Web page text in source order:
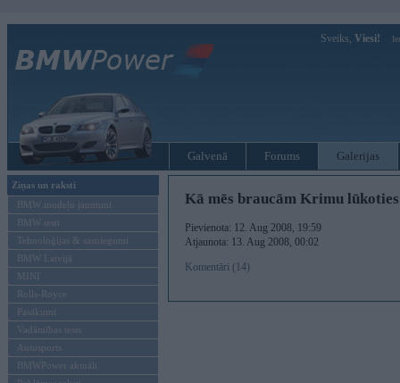
Sveiks, Viesi!
Galvenā Forums Galerijas
Ziņas un raksti
BMW modeļu jaunumi
BMW testi
Tehnoloģijas & sasniegumi
BMW Latvijā
MINI
Rolls-Royce
Pasākumi
Vadāmības tests
Autosports
BMWPower aktuāli
Kā mēs braucām Krimu
Pievienota: 12. Aug 2008, 19:59
Atjaunota: 13. Aug 2008, 00:02
Komentāri (14)